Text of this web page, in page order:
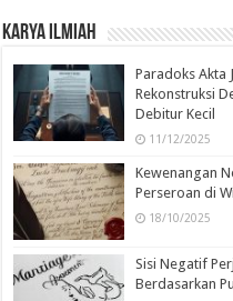
Karya Ilmiah
Paradoks Akta
Rekonstruksi
Debitur Kecil
11/12/2025
Kewenangan
Perseroan di
18/10/2025
Sisi Negatif
Berdasarkan